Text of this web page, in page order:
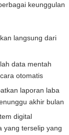
keunggulan
langsung dari
data mentah
otomatis
laporan laba
akhir bulan
digital
yang terselip yang